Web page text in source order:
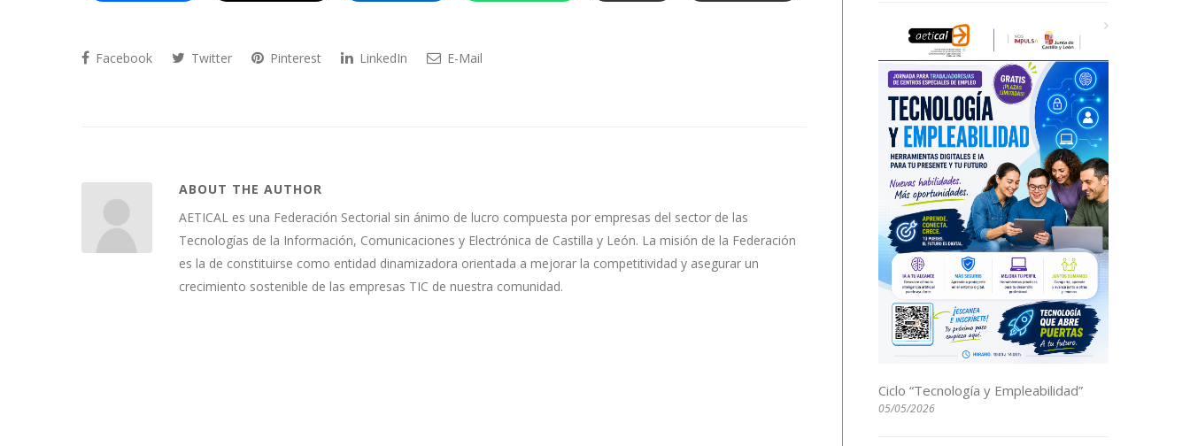
Facebook Twitter Pinterest LinkedIn E-Mail
ABOUT THE AUTHOR
AETICAL es una Federación Sectorial sin ánimo de lucro compuesta por empresas del sector de las
Tecnologías de la Información, Comunicaciones y Electrónica de Castilla y León. La misión de la Federación
es la de constituirse como entidad dinamizadora orientada a mejorar la competitividad y asegurar un
crecimiento sostenible de las empresas TIC de nuestra comunidad.
Ciclo “Tecnología y Empleabilidad”
05/05/2026